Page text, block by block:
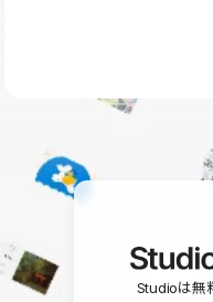
ユーザー同士で質問・相談
Studioは無